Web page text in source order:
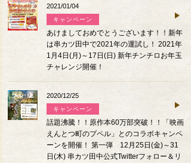
2021/01/04
キャンペーン
あけましておめでとうございます！！新年
は串カツ田中で2021年の運試し！ 2021年
1月4日(月)～17日(日) 新年チンチロお年玉
チャレンジ開催！
2020/12/25
キャンペーン
話題沸騰！！原作本60万部突破！！「映画
えんとつ町のプペル」とのコラボキャンペ
ーンを開催！ 第一弾 12月25日(金)～31
日(木) 串カツ田中公式Twitterフォロー＆リ